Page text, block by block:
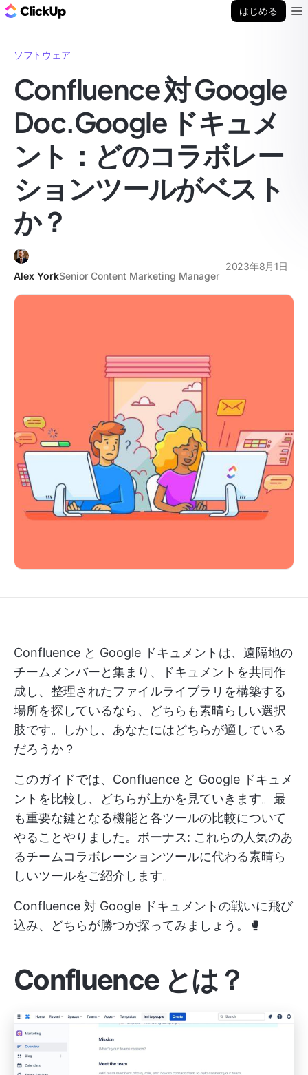
はじめる
ソフトウェア
Confluence 対 Google
Doc.Google ドキュメ
ント：どのコラボレー
ションツールがベスト
か？
Alex YorkSenior Content Marketing Manager
2023年8月1日
Confluence と Google ドキュメントは、遠隔地の
チームメンバーと集まり、ドキュメントを共同作
成し、整理されたファイルライブラリを構築する
場所を探しているなら、どちらも素晴らしい選択
肢です。しかし、あなたにはどちらが適している
だろうか？
このガイドでは、Confluence と Google ドキュメ
ントを比較し、どちらが上かを見ていきます。最
も重要な鍵となる機能と各ツールの比較について
やることやりました。ボーナス: これらの人気のあ
るチームコラボレーションツールに代わる素晴ら
しいツールをご紹介します。
Confluence 対 Google ドキュメントの戦いに飛び
込み、どちらが勝つか探ってみましょう。🥊
Confluence とは？